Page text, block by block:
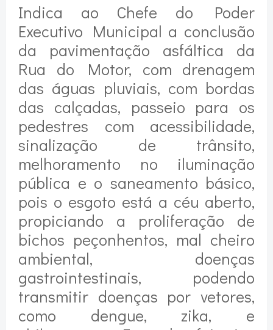
Indica ao Chefe do Poder
Executivo Municipal a conclusão
da pavimentação asfáltica da
Rua do Motor, com drenagem
das águas pluviais, com bordas
das calçadas, passeio para os
pedestres com acessibilidade,
sinalização de trânsito,
melhoramento no iluminação
pública e o saneamento básico,
pois o esgoto está a céu aberto,
propiciando a proliferação de
bichos peçonhentos, mal cheiro
ambiental, doenças
gastrointestinais, podendo
transmitir doenças por vetores,
como dengue, zika, e